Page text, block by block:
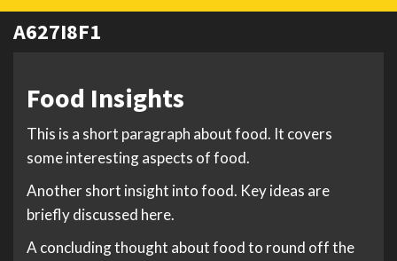
A627I8F1
Food Insights
This is a short paragraph about food. It covers
some interesting aspects of food.
Another short insight into food. Key ideas are
briefly discussed here.
A concluding thought about food to round off the